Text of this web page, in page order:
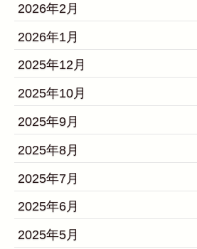
2026年2月
2026年1月
2025年12月
2025年10月
2025年9月
2025年8月
2025年7月
2025年6月
2025年5月